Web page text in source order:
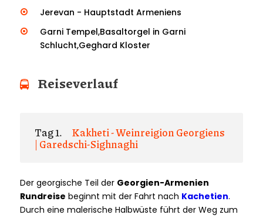
Jerevan - Hauptstadt Armeniens
Garni Tempel,Basaltorgel in Garni
Schlucht,Geghard Kloster
Reiseverlauf
Tag 1.
Kakheti - Weinreigion Georgiens
| Garedschi-Sighnaghi
Der georgische Teil der Georgien-Armenien
Rundreise beginnt mit der Fahrt nach Kachetien.
Durch eine malerische Halbwüste führt der Weg zum